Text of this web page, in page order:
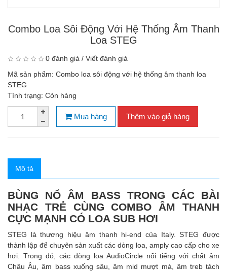
Combo Loa Sôi Động Với Hệ Thống Âm Thanh
Loa STEG
0 đánh giá / Viết đánh giá
Mã sản phẩm: Combo loa sôi động với hệ thống âm thanh loa
STEG
Tình trạng: Còn hàng
Mua hàng Thêm vào giỏ hàng
Mô tả
BÙNG NỔ ÂM BASS TRONG CÁC BÀI
NHẠC TRẺ CÙNG COMBO ÂM THANH
CỰC MẠNH CÓ LOA SUB HƠI
STEG là thương hiệu âm thanh hi-end của Italy. STEG được
thành lập để chuyên sản xuất các dòng loa, amply cao cấp cho xe
hơi. Trong đó, các dòng loa AudioCircle nổi tiếng với chất âm
Châu Âu, âm bass xuống sâu, âm mid mượt mà, âm treb tách